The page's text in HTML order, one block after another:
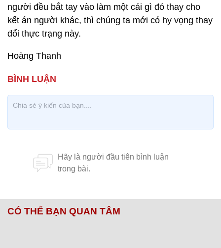
người đều bắt tay vào làm một cái gì đó thay cho
kết án người khác, thì chúng ta mới có hy vọng thay
đổi thực trạng này.
Hoàng Thanh
CÓ THỂ BẠN QUAN TÂM